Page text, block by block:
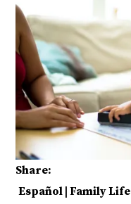
Share:
Español Family Life